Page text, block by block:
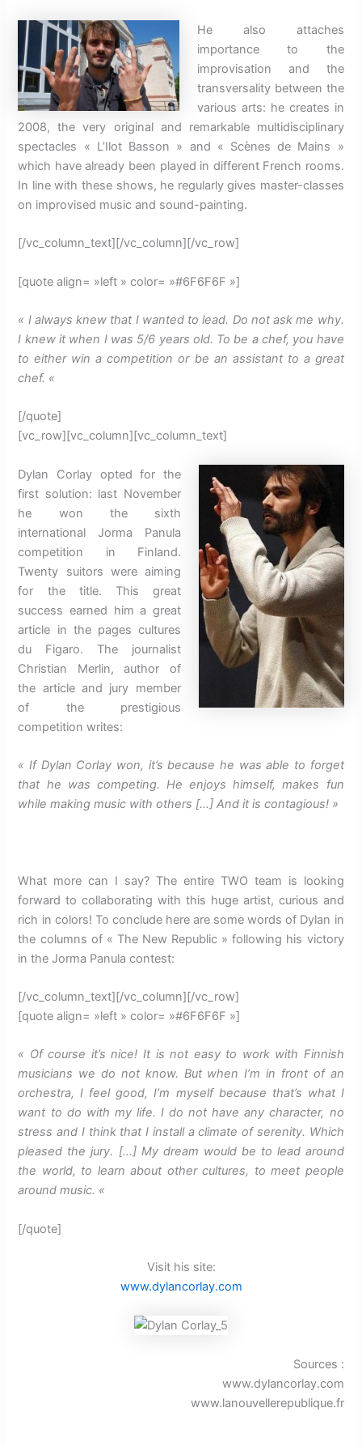
He also attaches
importance to the
improvisation and the
transversality between the
various arts: he creates in
2008, the very original and remarkable multidisciplinary
spectacles « L’Ilot Basson » and « Scènes de Mains »
which have already been played in different French rooms.
In line with these shows, he regularly gives master-classes
on improvised music and sound-painting.
[/vc_column_text][/vc_column][/vc_row]
[quote align= »left » color= »#6F6F6F »]
« I always knew that I wanted to lead. Do not ask me why.
I knew it when I was 5/6 years old. To be a chef, you have
to either win a competition or be an assistant to a great
chef. «
[/quote]
[vc_row][vc_column][vc_column_text]
Dylan Corlay opted for the
first solution: last November
he won the sixth
international Jorma Panula
competition in Finland.
Twenty suitors were aiming
for the title.
This great
success earned him a great
article in the pages cultures
du Figaro.
The journalist
Christian Merlin, author of
the article and jury member
of the prestigious
competition writes:
« If Dylan Corlay won, it’s because he was able to forget
that he was competing. He enjoys himself, makes fun
while making music with others […] And it is contagious! »
What more can I say? The entire TWO team is looking
forward to collaborating with this huge artist, curious and
rich in colors! To conclude here are some words of Dylan in
the columns of « The New Republic » following his victory
in the Jorma Panula contest:
[/vc_column_text][/vc_column][/vc_row]
[quote align= »left » color= »#6F6F6F »]
« Of course it’s nice! It is not easy to work with Finnish
musicians we do not know. But when I’m in front of an
orchestra, I feel good, I’m myself because that’s what I
want to do with my life. I do not have any character, no
stress and I think that I install a climate of serenity. Which
pleased the jury. […] My dream would be to lead around
the world, to learn about other cultures, to meet people
around music. «
[/quote]
Visit his site:
www.dylancorlay.com
Sources :
www.dylancorlay.com
www.lanouvellerepublique.fr